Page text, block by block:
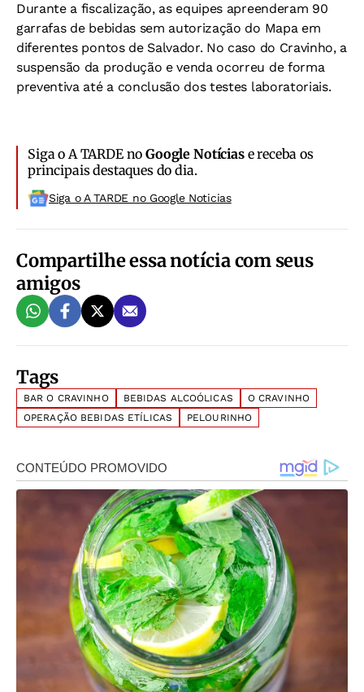
Durante a fiscalização, as equipes apreenderam 90
garrafas de bebidas sem autorização do Mapa em
diferentes pontos de Salvador. No caso do Cravinho, a
suspensão da produção e venda ocorreu de forma
preventiva até a conclusão dos testes laboratoriais.
Siga o A TARDE noGoogle Notíciase receba os
principais destaques do dia.
Siga o A TARDE no Google Noticias
Compartilhe essa notícia com seus
amigos
Tags
BAR O CRAVINHO BEBIDAS ALCOÓLICAS
O CRAVINHO
OPERAÇÃO BEBIDAS ETÍLICAS
PELOURINHO